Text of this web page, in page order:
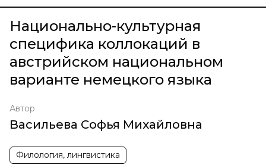
Национально-культурная
специфика коллокаций в
австрийском национальном
варианте немецкого языка
Автор
Васильева Софья Михайловна
Филология, лингвистика